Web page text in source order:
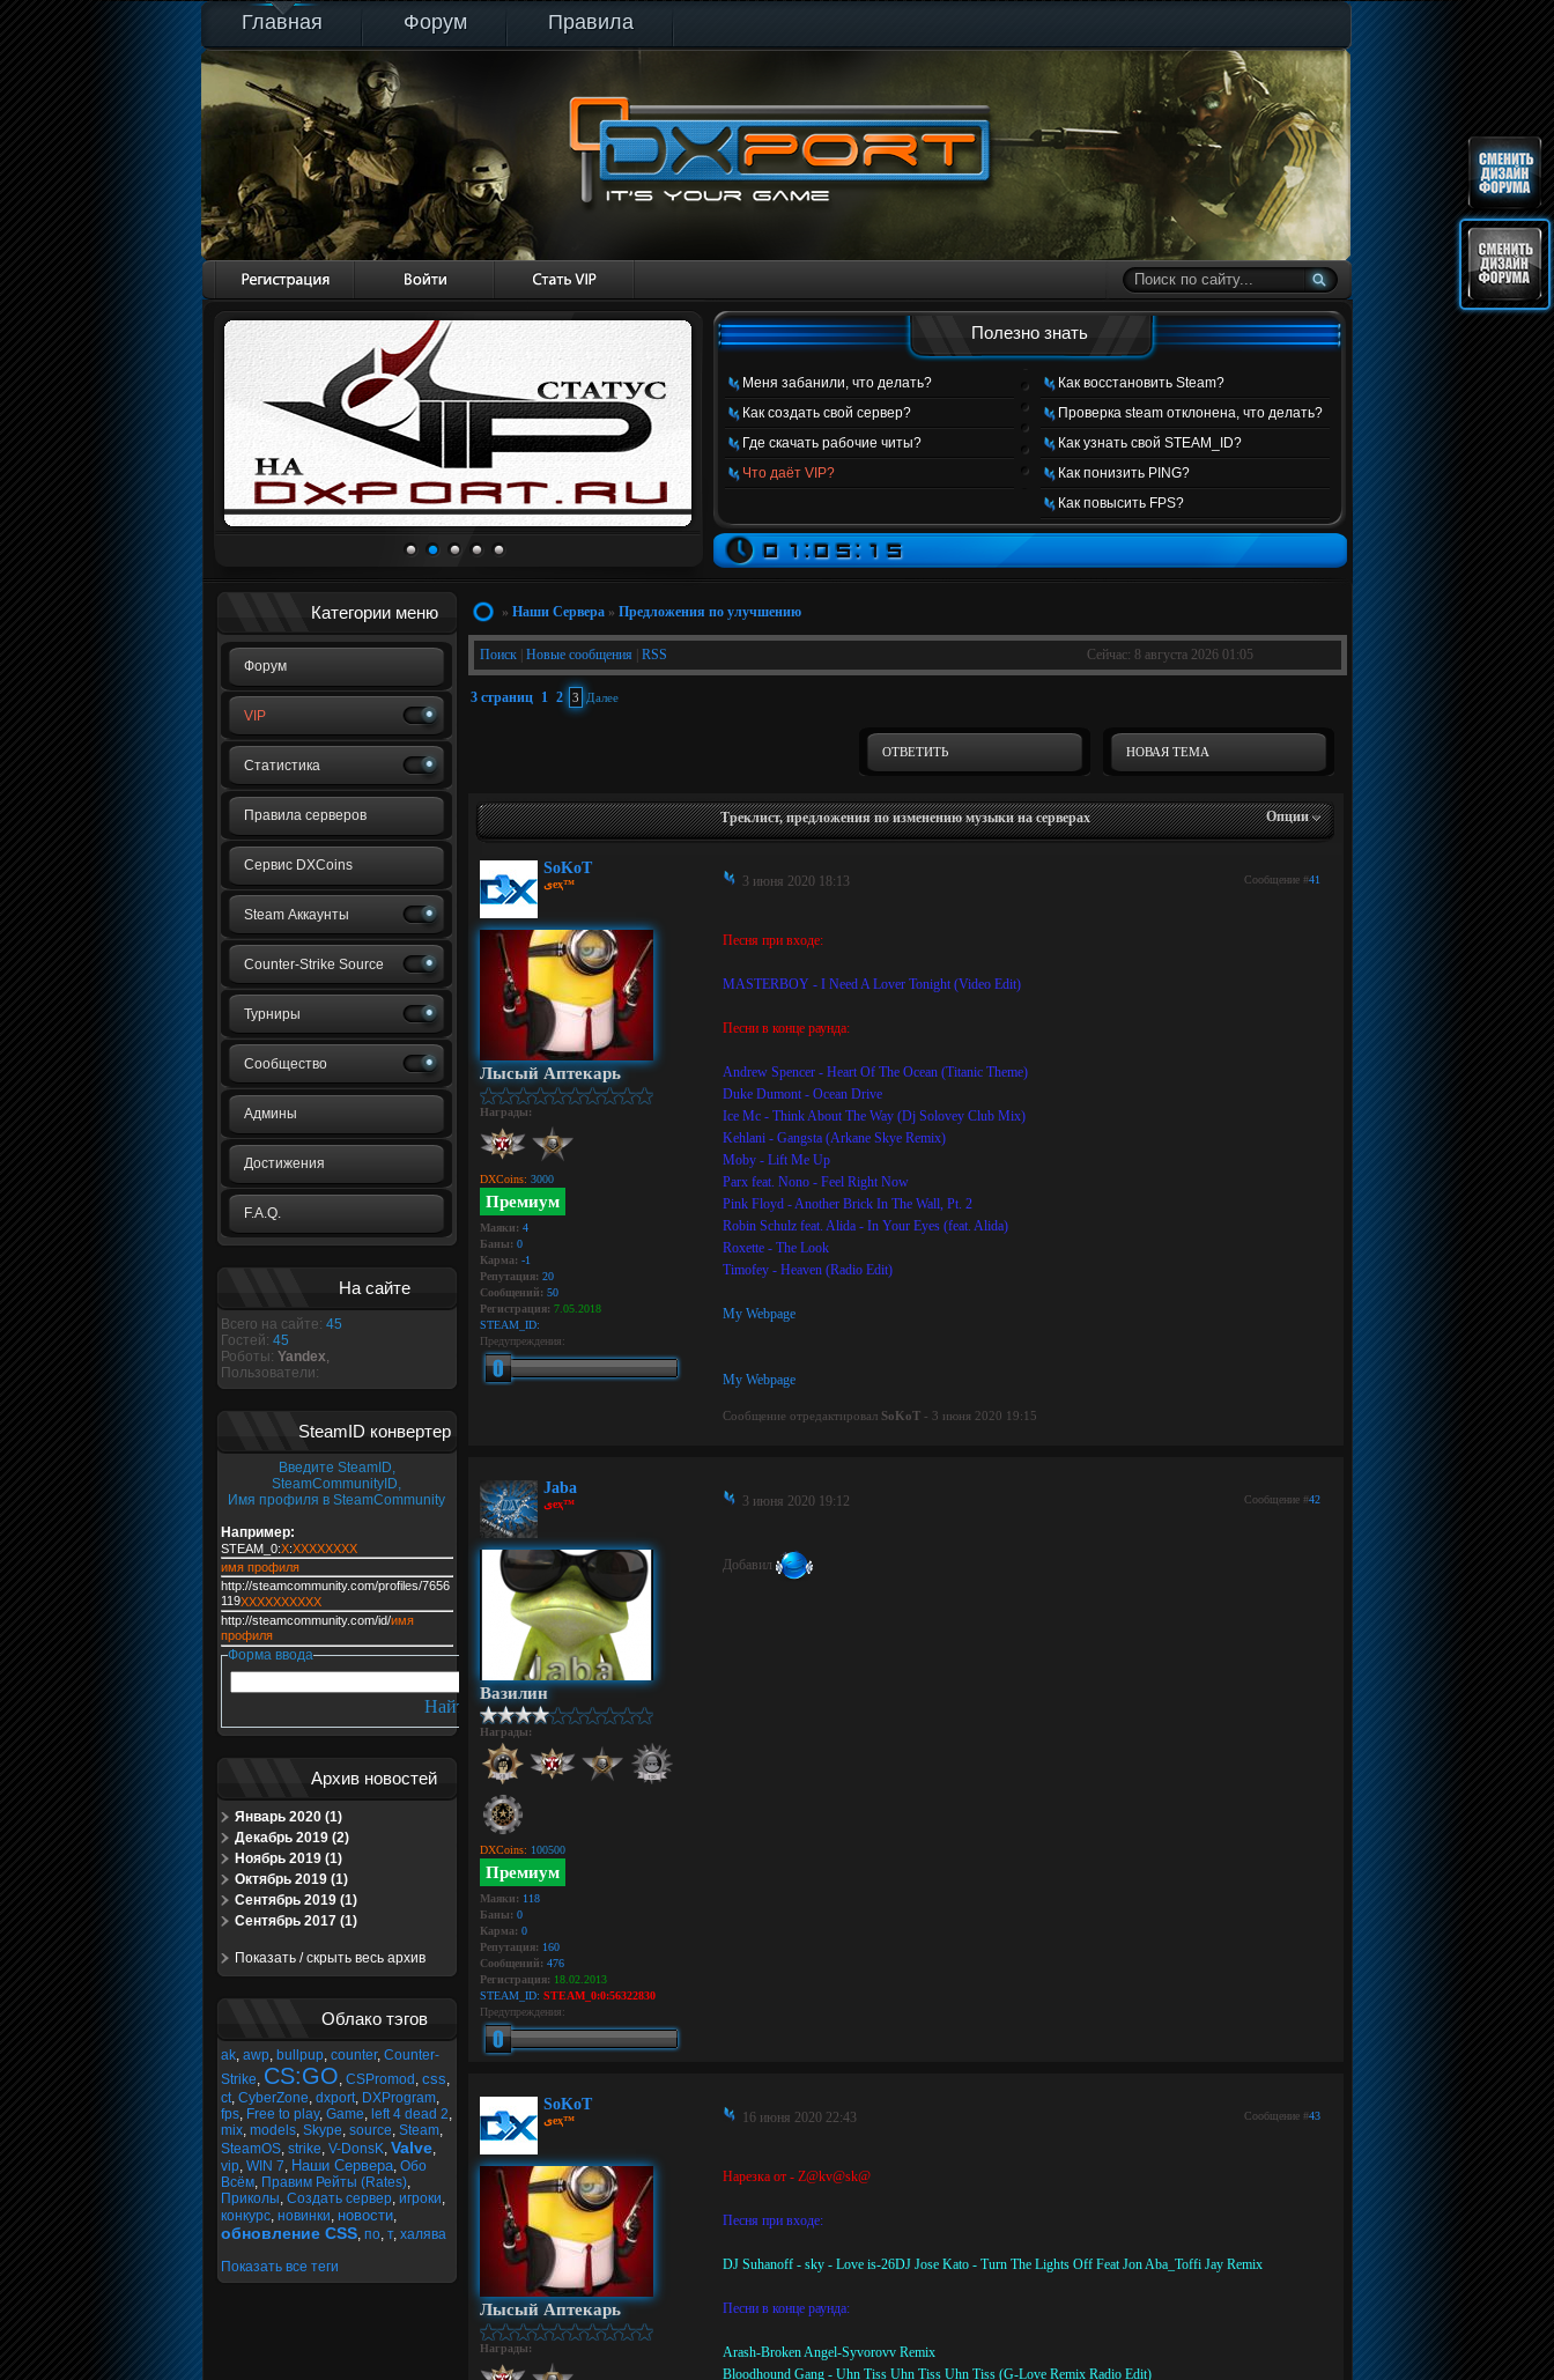
Главная Форум Правила
Полезно знать
Меня забанили, что делать?
Как создать свой сервер?
Где скачать рабочие читы?
Что даёт VIP?
Как восстановить Steam?
Проверка steam отклонена, что делать?
Как узнать свой STEAM_ID?
Как понизить PING?
Как повысить FPS?
Категории меню
Форум
VIP
Статистика
Правила серверов
Сервис DXCoins
Steam Аккаунты
Counter-Strike Source
Турниры
Сообщество
Админы
Достижения
F.A.Q.
На сайте
Всего на сайте: 45
Гостей: 45
Роботы: Yandex,
Пользователи:
SteamID конвертер
Введите SteamID,
SteamCommunityID,
Имя профиля в SteamCommunity
Например:
STEAM_0:X:XXXXXXXX
имя профиля
http://steamcommunity.com/profiles/7656
119XXXXXXXXXX
http://steamcommunity.com/id/имя
профиля
Форма ввода
Архив новостей
Январь 2020 (1)
Декабрь 2019 (2)
Ноябрь 2019 (1)
Октябрь 2019 (1)
Сентябрь 2019 (1)
Сентябрь 2017 (1)
Показать / скрыть весь архив
Облако тэгов
ak, awp, bullpup, counter, Counter-
Strike, CS:GO, CSPromod , css,
ct, CyberZone, dxport, DXProgram,
fps, Free to play, Game, left 4 dead 2,
mix, models, Skype, source, Steam,
SteamOS, strike, V-DonsK, Valve,
vip, WIN 7, Наши Сервера, Обо
Всём, Правим Рейты (Rates),
Приколы, Создать сервер, игроки,
конкурс, новинки, новости,
обновление CSS, по, т, халява
Показать все теги
» Наши Сервера» Предложения по улучшению
Сейчас: 8 августа 2026 01:05
Поиск| Новые сообщения RSS
3 страниц 1 2 3 Далее
НОВАЯ ТЕМА
ОТВЕТИТЬ
Треклист, предложения по изменению музыки на серверах Опции
SoKoT
ﻯeҳ™ 3 июня 2020 18:13 Сообщение #41
Лысый Аптекарь
Награды:
DXCoins: 3000
Премиум
Маяки: 4
Баны: 0
Карма: -1
Репутация: 20
Сообщений: 50
Регистрация: 7.05.2018
STEAM_ID:
Предупреждения:
Песня при входе:
MASTERBOY - I Need A Lover Tonight (Video Edit)
Песни в конце раунда:
Andrew Spencer - Heart Of The Ocean (Titanic Theme)
Duke Dumont - Ocean Drive
Ice Mc - Think About The Way (Dj Solovey Club Mix)
Kehlani - Gangsta (Arkane Skye Remix)
Moby - Lift Me Up
Parx feat. Nono - Feel Right Now
Pink Floyd - Another Brick In The Wall, Pt. 2
Robin Schulz feat. Alida - In Your Eyes (feat. Alida)
Roxette - The Look
Timofey - Heaven (Radio Edit)
My Webpage
My Webpage
Сообщение отредактировал SoKoT- 3 июня 2020 19:15
Jaba
ﻯeҳ™ 3 июня 2020 19:12 Сообщение #42
Вазилин
Награды:
DXCoins: 100500
Премиум
Маяки: 118
Баны: 0
Карма: 0
Репутация: 160
Сообщений: 476
Регистрация: 18.02.2013
STEAM_ID: STEAM_0:0:56322830
Предупреждения:
Добавил
SoKoT
ﻯeҳ™ 16 июня 2020 22:43 Сообщение #43
Лысый Аптекарь
Награды:
Нарезка от - Z@kv@sk@
Песня при входе:
DJ Suhanoff - sky - Love is-26DJ Jose Kato - Turn The Lights Off Feat Jon Aba_Toffi Jay Remix
Песни в конце раунда:
Arash-Broken Angel-Syvorovv Remix
Bloodhound Gang - Uhn Tiss Uhn Tiss Uhn Tiss (G-Love Remix Radio Edit)